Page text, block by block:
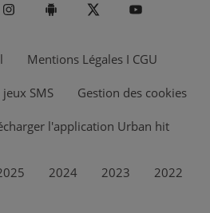
Mentions Légales I CGU
SMS Gestion des cookies
l'application Urban hit
2024 2023 2022